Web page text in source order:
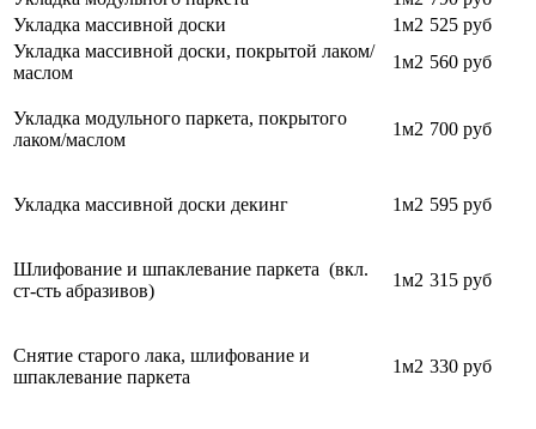
Укладка массивной доски
1м2 525 руб
Укладка массивной доски, покрытой лаком/
маслом
1м2 560 руб
Укладка модульного паркета, покрытого
лаком/маслом
1м2 700 руб
Укладка массивной доски декинг 1м2 595 руб
Шлифование и шпаклевание паркета (вкл.
ст-сть абразивов)
1м2 315 руб
Снятие старого лака, шлифование и
шпаклевание паркета
1м2 330 руб